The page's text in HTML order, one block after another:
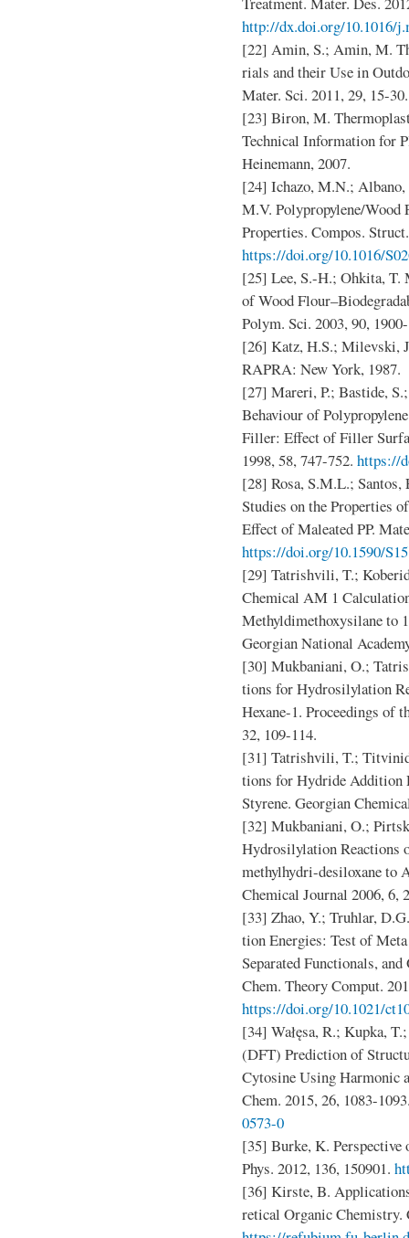
http://dx.doi.org/10.1016/
[22] Amin, S.; Amin, M.
rials and their Use in
Mater. Sci. 2011, 29, 15-30.
[23] Biron, M.
Technical Information for
Heinemann, 2007.
[24] Ichazo, M.N.; Albano,
M.V. Polypropylene/Wood
Properties. Compos.
https://doi.org/10.1016/
[25] Lee, S.-H.; Ohkita, T.
of Wood
Polym. Sci. 2003, 90,
[26] Katz, H.S.; Milevski,
RAPRA: New York, 1987.
[27] Mareri, P.; Bastide,
Behaviour of
Filler: Effect of Filler
1998, 58, 747-752. https://
[28] Rosa, S.M.L.;
Studies on the Properties
Effect of Maleated PP.
https://doi.org/10.1590/
[29] Tatrishvili, T.;
Chemical AM 1
Methyldimethoxysilane to
Georgian National
[30] Mukbaniani, O.;
tions for Hydrosilylation
Hexane-1. Proceedings of
32, 109-114.
[31] Tatrishvili, T.;
tions for Hydride Addition
Styrene. Georgian
[32] Mukbaniani, O.;
Hydrosilylation
methylhydri-desiloxane to
Chemical Journal 2006, 6,
[33] Zhao, Y.; Truhlar,
tion Energies: Test of
Separated Functionals,
Chem. Theory Comput.
https://doi.org/10.1021/
[34] Wałęsa, R.; Kupka,
(DFT) Prediction of
Cytosine Using Harmonic
Chem. 2015, 26, 1083-
0573-0
[35] Burke, K. Perspective
Phys. 2012, 136, 150901.
[36] Kirste, B.
retical Organic Chemistry.